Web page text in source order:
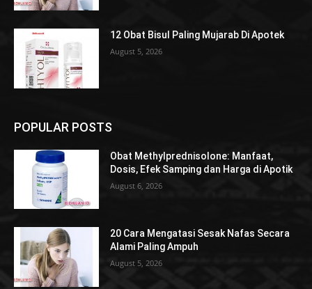
12 Obat Bisul Paling Mujarab Di Apotek
August 5, 2026
POPULAR POSTS
Obat Methylprednisolone: Manfaat,
Dosis, Efek Samping dan Harga di Apotik
August 6, 2026
20 Cara Mengatasi Sesak Nafas Secara
Alami Paling Ampuh
August 5, 2026